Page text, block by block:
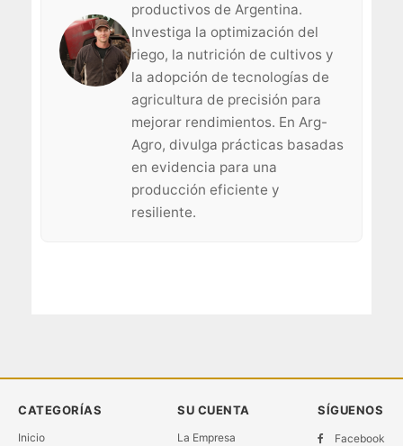
productivos de Argentina.
Investiga la optimización del
riego, la nutrición de cultivos y
la adopción de tecnologías de
agricultura de precisión para
mejorar rendimientos. En Arg-
Agro, divulga prácticas basadas
en evidencia para una
producción eficiente y
resiliente.
CATEGORÍAS
Inicio
SU CUENTA
La Empresa
SÍGUENOS
Facebook